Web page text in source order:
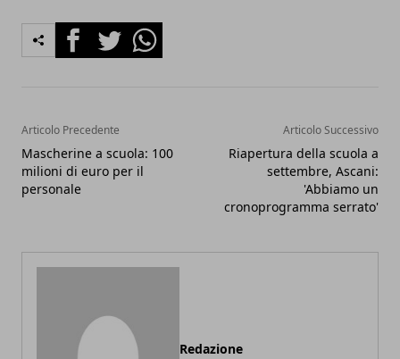
FacebookTwitterWhatsapp
Articolo Precedente
Mascherine a scuola: 100
milioni di euro per il
personale
Articolo Successivo
Riapertura della scuola a
settembre, Ascani:
'Abbiamo un
cronoprogramma serrato'
Redazione